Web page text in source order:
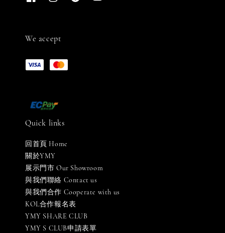
We accept
Quick links
回首頁 Home
關於YMY
展示門市 Our Showroom
與我們聯絡 Contact us
與我們合作 Cooperate with us
KOL合作報名表
YMY SHARE CLUB
YMY S CLUB申請表單